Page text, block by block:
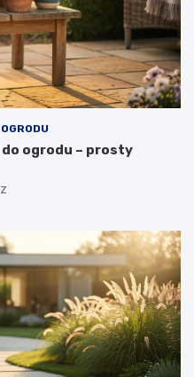
ogrodu – prosty